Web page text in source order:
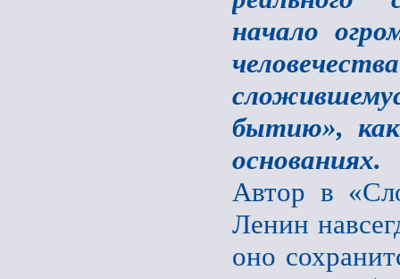
начало
бытию»,
основаниях.
Автор в
Ленин
оно